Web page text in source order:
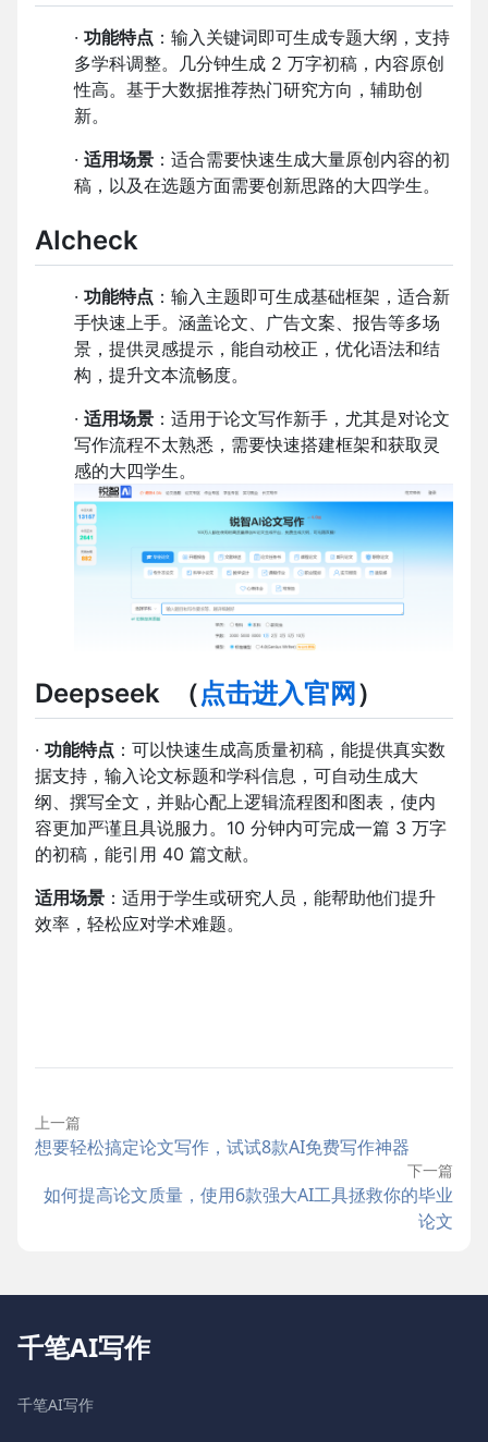
· 功能特点 ：输入关键词即可生成专题大纲，支持
多学科调整。几分钟生成 2 万字初稿，内容原创
性高。基于大数据推荐热门研究方向，辅助创
新。
· 适用场景 ：适合需要快速生成大量原创内容的初
稿，以及在选题方面需要创新思路的大四学生。
AIcheck
· 功能特点 ：输入主题即可生成基础框架，适合新
手快速上手。涵盖论文、广告文案、报告等多场
景，提供灵感提示，能自动校正，优化语法和结
构，提升文本流畅度。
· 适用场景 ：适用于论文写作新手，尤其是对论文
写作流程不太熟悉，需要快速搭建框架和获取灵
感的大四学生。
Deepseek （点击进入官网）
· 功能特点 ：可以快速生成高质量初稿，能提供真实数
据支持，输入论文标题和学科信息，可自动生成大
纲、撰写全文，并贴心配上逻辑流程图和图表，使内
容更加严谨且具说服力。10 分钟内可完成一篇 3 万字
的初稿，能引用 40 篇文献。
适用场景 ：适用于学生或研究人员，能帮助他们提升
效率，轻松应对学术难题。
上一篇
想要轻松搞定论文写作，试试8款AI免费写作神器
下一篇
如何提高论文质量，使用6款强大AI工具拯救你的毕业
论文
千笔AI写作
千笔AI写作